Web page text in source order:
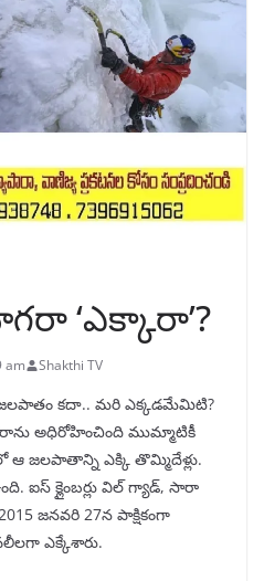
‘ఎక్కారా’?
am Shakthi TV
కదా.. మరి ఎక్కడమేమిటి?
అధిరోహించింది ముమ్మాటికీ
ఆ జలపాతాన్ని ఎక్కి తొమ్మిదేళ్లు.
ఐస్ క్లైంబర్లు విల్ గ్యాడ్, సారా
జనవరి 27న పాక్షికంగా
ఎక్కేశారు.